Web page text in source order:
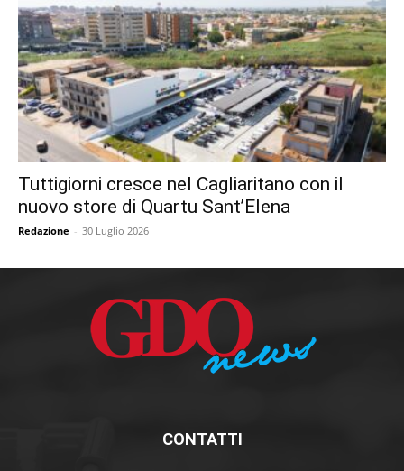
Tuttigiorni cresce nel Cagliaritano con il
nuovo store di Quartu Sant’Elena
Redazione - 30 Luglio 2026
CONTATTI